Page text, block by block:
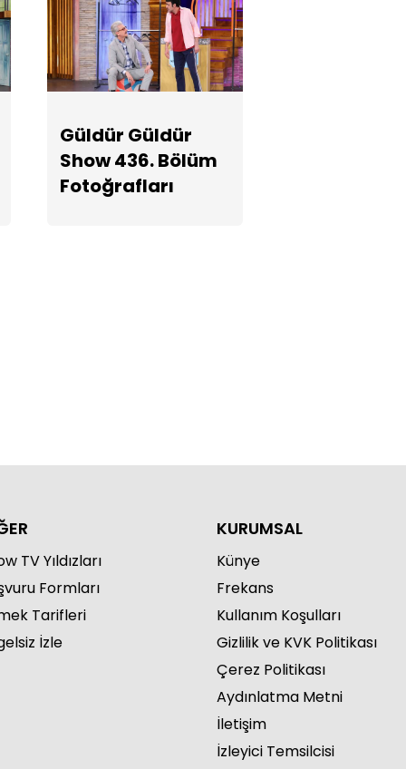
Güldür Güldür
Show 436.
Güldür Güldür
Show 436. Bölüm
Fotoğrafları
TV Yıldızları
Formları
Tarifleri
İzle
KURUMSAL
Künye
Frekans
Kullanım Koşulları
Gizlilik ve KVK Politikası
Çerez Politikası
Aydınlatma Metni
İletişim
İzleyici Temsilcisi